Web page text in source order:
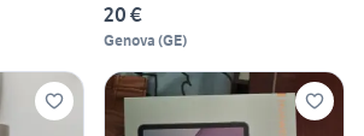
20 €
Genova (GE)